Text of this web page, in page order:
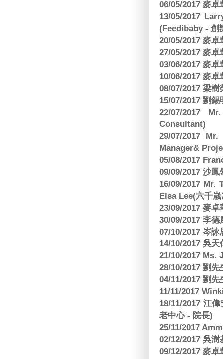
06/05/2017 麥
13/05/2017
(Feedibaby - 創
20/05/2017 麥
27/05/2017 麥
03/06/2017 麥
10/06/2017 麥
08/07/2017 梁
15/07/2017 劉
22/07/2017
Consultant)
29/07/2017
Manager&
05/08/2017
09/09/2017 沙
16/09/2017 Mr.
Elsa Lee(六千
23/09/2017 麥
30/09/2017 李
07/10/2017 岑
14/10/2017 吳
21/10/2017 Ms.
28/10/2017 劉
04/11/2017 劉
11/11/2017
18/11/2017 江
老中心 - 院長)
25/11/2017
02/12/2017 吳
09/12/2017 麥